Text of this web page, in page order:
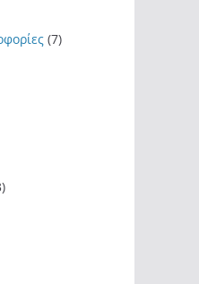
(7)